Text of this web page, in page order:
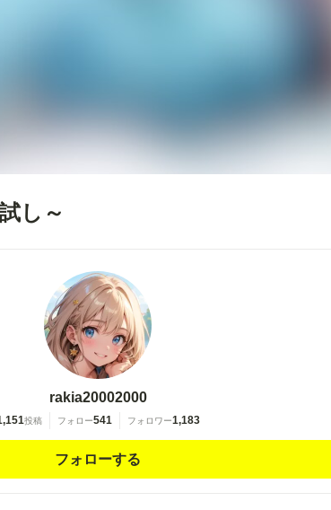
し～
rakia20002000
投稿 フォロー541 フォロワー1,183
フォローする